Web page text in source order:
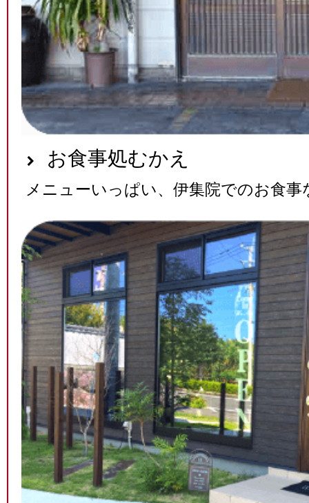
お食事処むかえ
メニューいっぱい、伊集院でのお食事